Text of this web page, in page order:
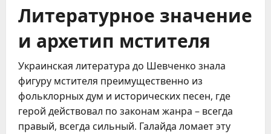
Литературное значение
и архетип мстителя
Украинская литература до Шевченко знала
фигуру мстителя преимущественно из
фольклорных дум и исторических песен, где
герой действовал по законам жанра – всегда
правый, всегда сильный. Галайда ломает эту